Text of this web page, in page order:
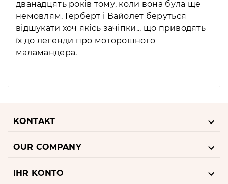
дванадцять років тому, коли вона була ще
немовлям. Герберт і Вайолет беруться
відшукати хоч якісь зачіпки... що приводять
їх до легенди про моторошного
маламандера.
KONTAKT 
OUR COMPANY 
IHR KONTO 